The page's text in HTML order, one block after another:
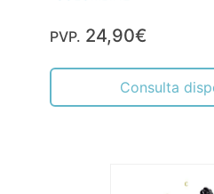
PVP. 24,90€
Consulta